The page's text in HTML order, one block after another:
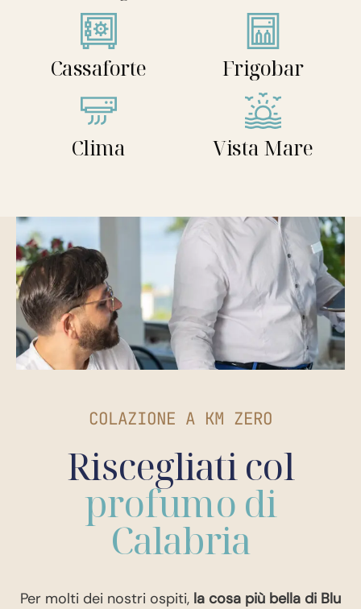
Cassaforte Frigobar
Clima Vista Mare
COLAZIONE A KM ZERO
Riscegliati col
profumo di
Calabria
Per molti dei nostri ospiti, la cosa più bella di Blu